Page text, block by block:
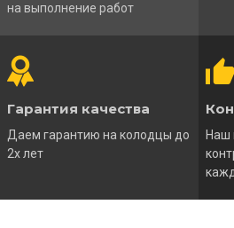
на выполнение работ
Гарантия качества
Даем гарантию на колодцы до
2х лет
Наш